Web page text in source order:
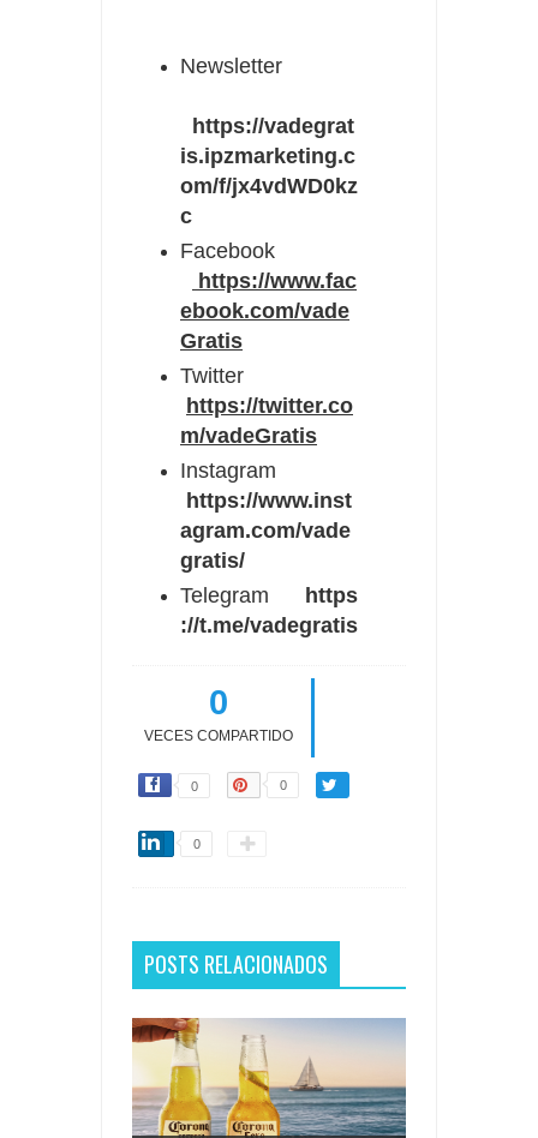
Newsletter
https://vadegrat
is.ipzmarketing.c
om/f/jx4vdWD0kz
c
Facebook
https://www.fac
ebook.com/vade
Gratis
Twitter
https://twitter.co
m/vadeGratis
Instagram
https://www.inst
agram.com/vade
gratis/
Telegram
https
://t.me/vadegratis
0
VECES COMPARTIDO
0 0
0
POSTS RELACIONADOS